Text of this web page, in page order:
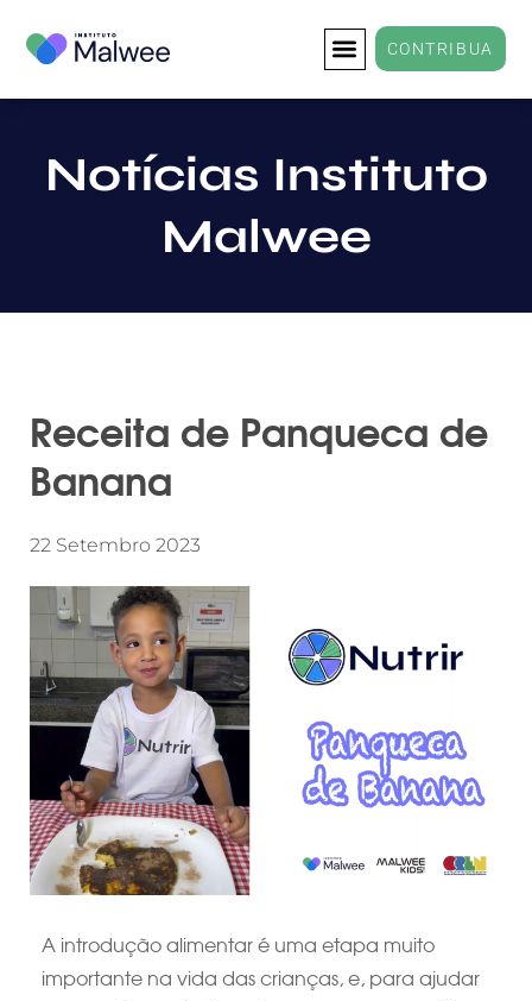
CONTRIBUA
Notícias Instituto
Malwee
Receita de Panqueca de
Banana
22 Setembro 2023
A introdução alimentar é uma etapa muito
importante na vida das crianças, e, para ajudar